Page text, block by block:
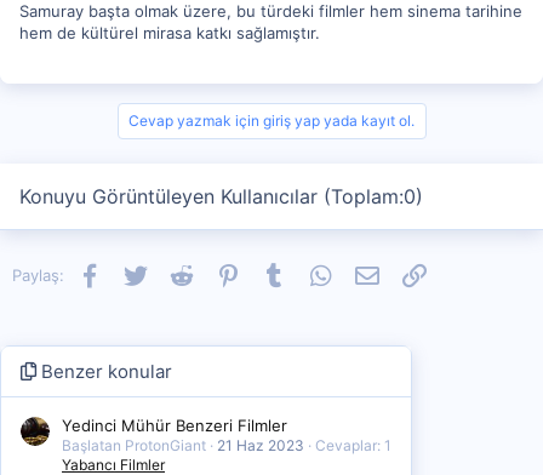
Samuray başta olmak üzere, bu türdeki filmler hem sinema tarihine
hem de kültürel mirasa katkı sağlamıştır.
Cevap yazmak için giriş yap yada kayıt ol.
Konuyu Görüntüleyen Kullanıcılar (Toplam:0)
Paylaş: Facebook
TwitterReddit PinterestTumblrWhatsApp
E-postaLink
Benzer konular
Yedinci Mühür Benzeri Filmler
Başlatan ProtonGiant 21 Haz 2023
Cevaplar: 1
Yabancı Filmler